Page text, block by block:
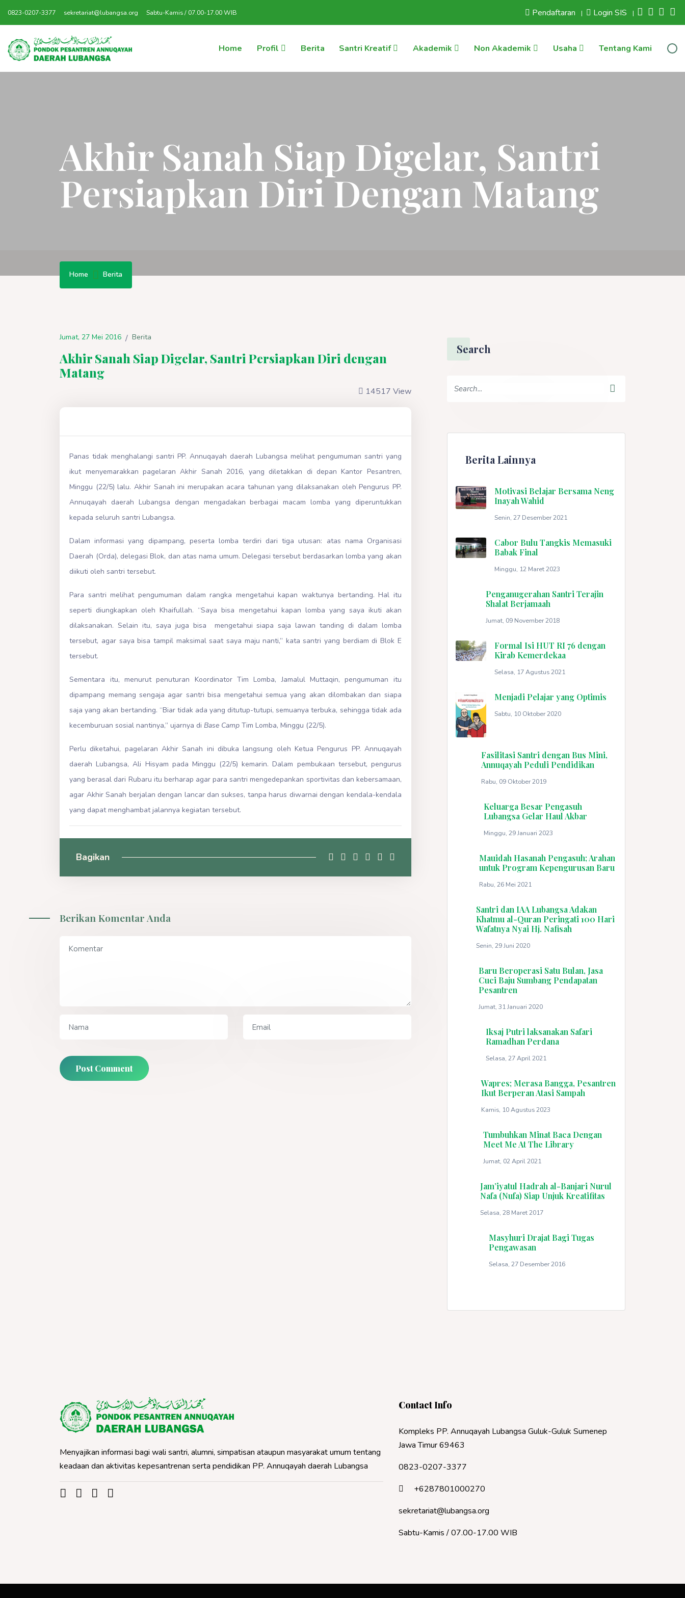
0823-0207-3377 sekretariat@lubangsa.org Sabtu-Kamis / 07.00-17.00 WIB Pendaftaran | Login SIS |
Home Profil Berita Santri Kreatif Akademik Non Akademik Usaha Tentang Kami
Akhir Sanah Siap Digelar, Santri
Persiapkan Diri Dengan Matang
Home Berita
Jumat, 27 Mei 2016 / Berita
Akhir Sanah Siap Digelar, Santri Persiapkan Diri dengan
Matang
14517 View
Panas tidak menghalangi santri PP. Annuqayah daerah Lubangsa melihat pengumuman santri yang
ikut menyemarakkan pagelaran Akhir Sanah 2016, yang diletakkan di depan Kantor Pesantren,
Minggu (22/5) lalu. Akhir Sanah ini merupakan acara tahunan yang dilaksanakan oleh Pengurus PP.
Annuqayah daerah Lubangsa dengan mengadakan berbagai macam lomba yang diperuntukkan
kepada seluruh santri Lubangsa.
Dalam informasi yang dipampang, peserta lomba terdiri dari tiga utusan: atas nama Organisasi
Daerah (Orda), delegasi Blok, dan atas nama umum. Delegasi tersebut berdasarkan lomba yang akan
diikuti oleh santri tersebut.
Para santri melihat pengumuman dalam rangka mengetahui kapan waktunya bertanding. Hal itu
seperti diungkapkan oleh Khaifullah. “Saya bisa mengetahui kapan lomba yang saya ikuti akan
dilaksanakan. Selain itu, saya juga bisa mengetahui siapa saja lawan tanding di dalam lomba
tersebut, agar saya bisa tampil maksimal saat saya maju nanti,” kata santri yang berdiam di Blok E
tersebut.
Sementara itu, menurut penuturan Koordinator Tim Lomba, Jamalul Muttaqin, pengumuman itu
dipampang memang sengaja agar santri bisa mengetahui semua yang akan dilombakan dan siapa
saja yang akan bertanding. “Biar tidak ada yang ditutup-tutupi, semuanya terbuka, sehingga tidak ada
kecemburuan sosial nantinya,” ujarnya di Base CampTim Lomba, Minggu (22/5).
Perlu diketahui, pagelaran Akhir Sanah ini dibuka langsung oleh Ketua Pengurus PP. Annuqayah
daerah Lubangsa, Ali Hisyam pada Minggu (22/5) kemarin. Dalam pembukaan tersebut, pengurus
yang berasal dari Rubaru itu berharap agar para santri mengedepankan sportivitas dan kebersamaan,
agar Akhir Sanah berjalan dengan lancar dan sukses, tanpa harus diwarnai dengan kendala-kendala
yang dapat menghambat jalannya kegiatan tersebut.
Bagikan
Berikan Komentar Anda
Post Comment
Search
Berita Lainnya
Motivasi Belajar Bersama Neng
Inayah Wahid
Senin, 27 Desember 2021
Cabor Bulu Tangkis Memasuki
Babak Final
Minggu, 12 Maret 2023
Penganugerahan Santri Terajin
Shalat Berjamaah
Jumat, 09 November 2018
Formal Isi HUT RI 76 dengan
Kirab Kemerdekaa
Selasa, 17 Agustus 2021
Menjadi Pelajar yang Optimis
Sabtu, 10 Oktober 2020
Fasilitasi Santri dengan Bus Mini,
Annuqayah Peduli Pendidikan
Rabu, 09 Oktober 2019
Keluarga Besar Pengasuh
Lubangsa Gelar Haul Akbar
Minggu, 29 Januari 2023
Mauidah Hasanah Pengasuh; Arahan
untuk Program Kepengurusan Baru
Rabu, 26 Mei 2021
Santri dan IAA Lubangsa Adakan
Khatmu al-Quran Peringati 100 Hari
Wafatnya Nyai Hj. Nafisah
Senin, 29 Juni 2020
Baru Beroperasi Satu Bulan, Jasa
Cuci Baju Sumbang Pendapatan
Pesantren
Jumat, 31 Januari 2020
Iksaj Putri laksanakan Safari
Ramadhan Perdana
Selasa, 27 April 2021
Wapres; Merasa Bangga, Pesantren
Ikut Berperan Atasi Sampah
Kamis, 10 Agustus 2023
Tumbuhkan Minat Baca Dengan
Meet Me At The Library
Jumat, 02 April 2021
Jam’iyatul Hadrah al-Banjari Nurul
Nafa (Nufa) Siap Unjuk Kreatifitas
Selasa, 28 Maret 2017
Masyhuri Drajat Bagi Tugas
Pengawasan
Selasa, 27 Desember 2016
Menyajikan informasi bagi wali santri, alumni, simpatisan ataupun masyarakat umum tentang
keadaan dan aktivitas kepesantrenan serta pendidikan PP. Annuqayah daerah Lubangsa
Contact Info
Kompleks PP. Annuqayah Lubangsa Guluk-Guluk Sumenep
Jawa Timur 69463
0823-0207-3377
+6287801000270
sekretariat@lubangsa.org
Sabtu-Kamis / 07.00-17.00 WIB